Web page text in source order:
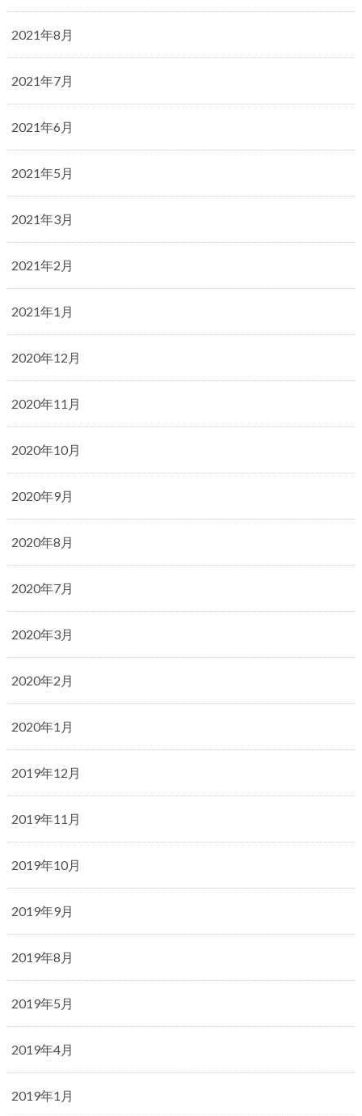
2021年8月
2021年7月
2021年6月
2021年5月
2021年3月
2021年2月
2021年1月
2020年12月
2020年11月
2020年10月
2020年9月
2020年8月
2020年7月
2020年3月
2020年2月
2020年1月
2019年12月
2019年11月
2019年10月
2019年9月
2019年8月
2019年5月
2019年4月
2019年1月